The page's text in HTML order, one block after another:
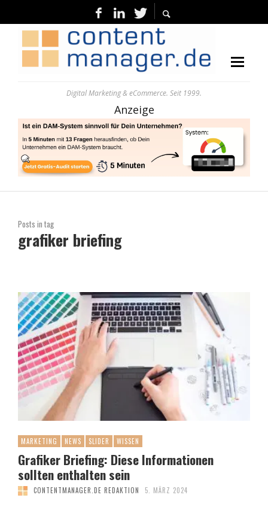
Digital Marketing & eCommerce. Seit 1999.
Anzeige
Posts in tag
grafiker briefing
MARKETING NEWS SLIDER WISSEN
Grafiker Briefing: Diese Informationen
sollten enthalten sein
CONTENTMANAGER.DE REDAKTION 5. MÄRZ 2024